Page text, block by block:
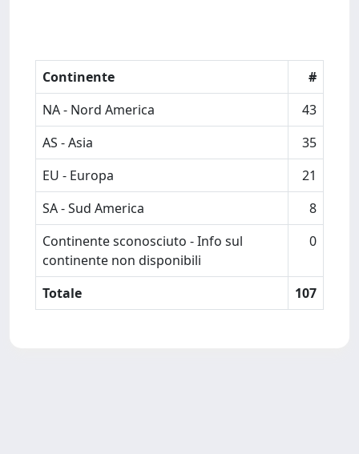
Continente
#
NA - Nord America
43
AS - Asia
35
EU - Europa
21
SA - Sud America
8
Continente sconosciuto - Info sul
continente non disponibili
0
Totale 107